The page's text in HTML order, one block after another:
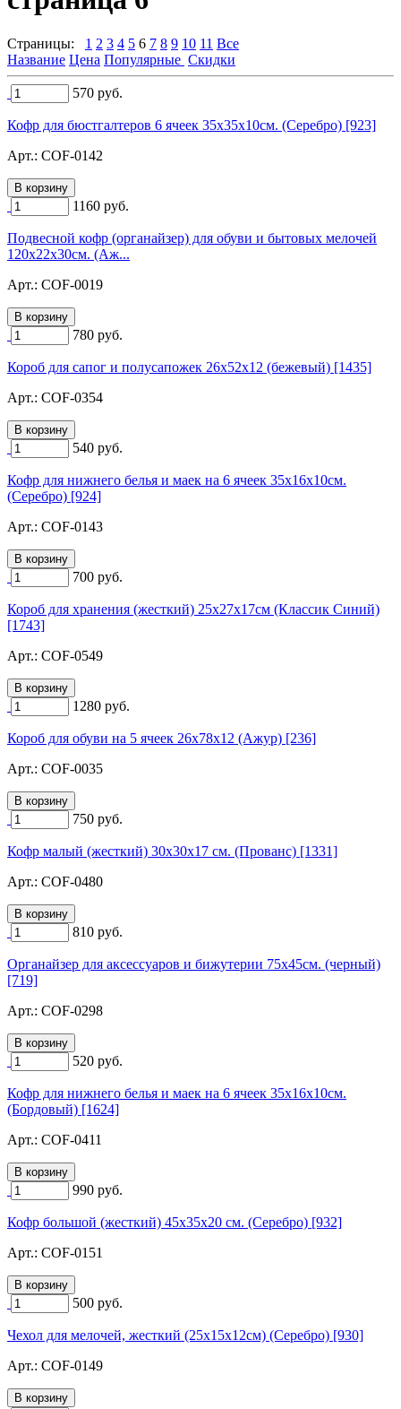
Страницы: 1 2 3 4 5 6 7 8 9 10 11 Все
Название Цена Популярные Скидки
570 руб.
Кофр для бюстгалтеров 6 ячеек 35х35х10см. (Серебро) [923]
Арт.: COF-0142
1160 руб.
Подвесной кофр (органайзер) для обуви и бытовых мелочей
120х22х30см. (Аж...
Арт.: COF-0019
780 руб.
Короб для сапог и полусапожек 26х52х12 (бежевый) [1435]
Арт.: COF-0354
540 руб.
Кофр для нижнего белья и маек на 6 ячеек 35х16х10см.
(Серебро) [924]
Арт.: COF-0143
700 руб.
Короб для хранения (жесткий) 25х27х17см (Классик Синий)
[1743]
Арт.: COF-0549
1280 руб.
Короб для обуви на 5 ячеек 26х78х12 (Ажур) [236]
Арт.: COF-0035
750 руб.
Кофр малый (жесткий) 30х30х17 см. (Прованс) [1331]
Арт.: COF-0480
810 руб.
Органайзер для аксессуаров и бижутерии 75х45см. (черный)
[719]
Арт.: COF-0298
520 руб.
Кофр для нижнего белья и маек на 6 ячеек 35х16х10см.
(Бордовый) [1624]
Арт.: COF-0411
990 руб.
Кофр большой (жесткий) 45х35х20 см. (Серебро) [932]
Арт.: COF-0151
500 руб.
Чехол для мелочей, жесткий (25х15х12см) (Серебро) [930]
Арт.: COF-0149